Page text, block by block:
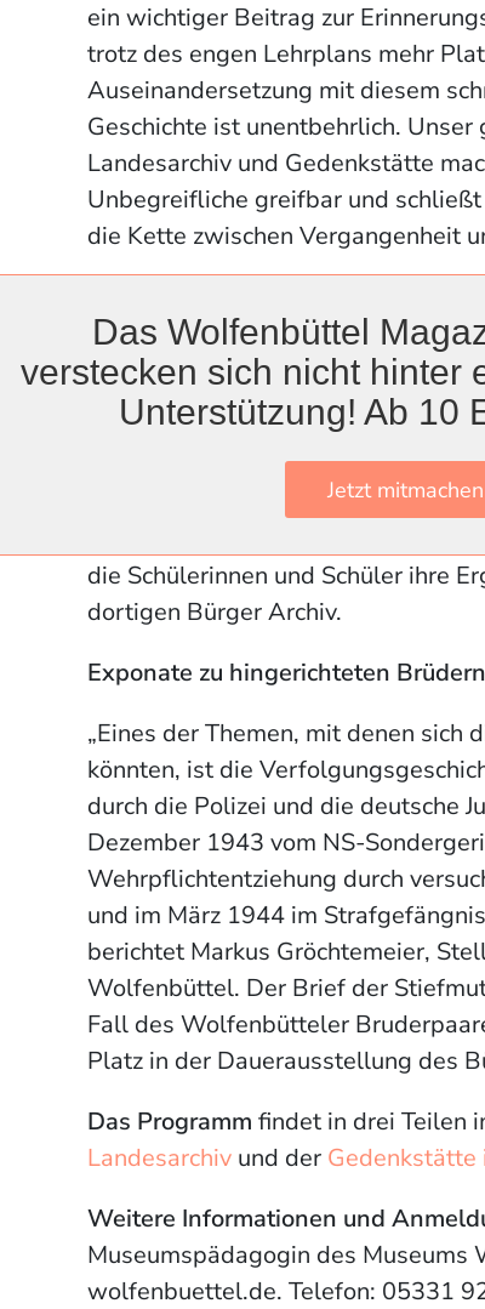
ein wichtiger Beitrag zur
trotz des engen Lehrplans mehr
Auseinandersetzung mit diesem
Geschichte ist unentbehrlich.
Landesarchiv und Gedenkstätte
Unbegreifliche greifbar und
die Kette zwischen Vergangenheit
Das gemeinsame Angebot
Thema „Nationalsozialismus“
Recherche und dem Umgang mit
liegt auf der Wolfenbütteler
Stadtgesellschaft. Die
die Schülerinnen und Schüler ihre
dortigen Bürger Archiv.
Exponate zu hingerichteten
„Eines der Themen, mit denen sich
könnten, ist die
durch die Polizei und die deutsche
Dezember 1943 vom NS-
Wehrpflichtentziehung durch
und im März 1944 im
berichtet Markus Gröchtemeier,
Wolfenbüttel. Der Brief der
Fall des Wolfenbütteler
Platz in der Dauerausstellung des
Das Programm findet in drei Teilen
Landesarchiv und der
Weitere Informationen und
Museumspädagogin des
wolfenbuettel.de. Telefon: 05331
Das Wolfenbüttel
verstecken sich nicht hinter
Unterstützung! Ab 10
Jetzt mitmachen